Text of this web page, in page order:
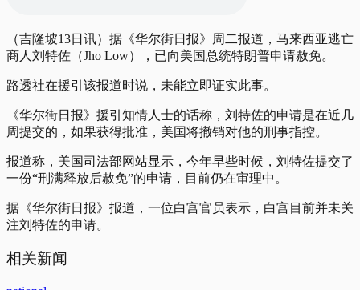
（吉隆坡13日讯）据《华尔街日报》周二报道，马来西亚逃亡
商人刘特佐（Jho Low），已向美国总统特朗普申请赦免。
路透社在援引该报道时说，未能立即证实此事。
《华尔街日报》援引知情人士的话称，刘特佐的申请是在近几
周提交的，如果获得批准，美国将撤销对他的刑事指控。
报道称，美国司法部网站显示，今年早些时候，刘特佐提交了
一份“刑满释放后赦免”的申请，目前仍在审理中。
据《华尔街日报》报道，一位白宫官员表示，白宫目前并未关
注刘特佐的申请。
相关新闻